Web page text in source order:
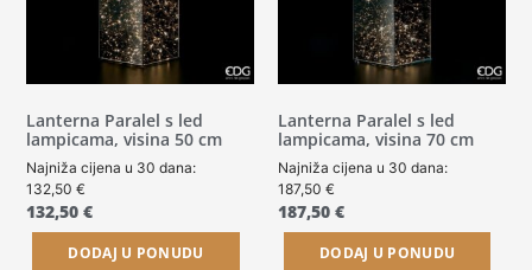
Lanterna Paralel s led
lampicama, visina 50 cm
Najniža cijena u 30 dana:
132,50€
132,50€
DODAJ U PONUDU
Lanterna Paralel s led
lampicama, visina 70 cm
Najniža cijena u 30 dana:
187,50 €
187,50 €
DODAJ U PONUDU